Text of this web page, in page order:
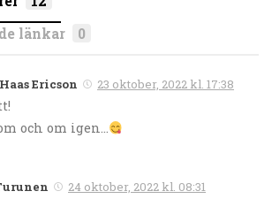
länkar
0
Ericson 23 oktober, 2022 kl. 17:38
och om igen…
24 oktober, 2022 kl. 08:31